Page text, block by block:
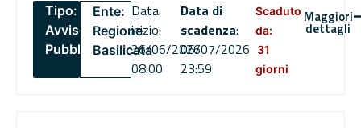
Tipo:
Avviso
Pubblico
Ente:
Regione
Basilicata
Data
inizio:
26/06/2026
08:00
Data di
scadenza:
06/07/2026
23:59
Scaduto
da:
31
giorni
Maggiori
dettagli